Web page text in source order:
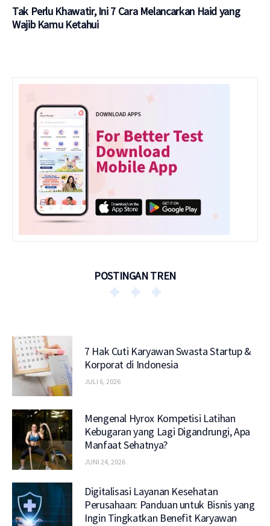
Tak Perlu Khawatir, Ini 7 Cara Melancarkan Haid yang
Wajib Kamu Ketahui
POSTINGAN TREN
7 Hak Cuti Karyawan Swasta Startup &
Korporat di Indonesia
JULI 6, 2026
Mengenal Hyrox Kompetisi Latihan
Kebugaran yang Lagi Digandrungi, Apa
Manfaat Sehatnya?
JUNI 24, 2026
Digitalisasi Layanan Kesehatan
Perusahaan: Panduan untuk Bisnis yang
Ingin Tingkatkan Benefit Karyawan